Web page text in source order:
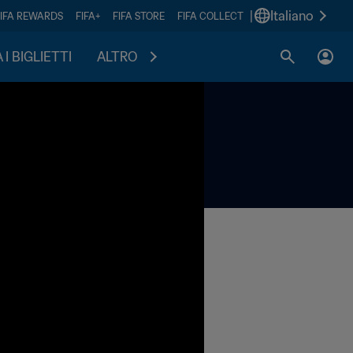
REWARDS FIFA+ FIFA STORE FIFA COLLECT Italiano
I BIGLIETTI ALTRO